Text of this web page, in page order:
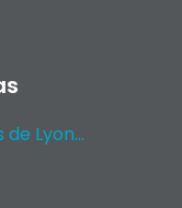
Lyon...